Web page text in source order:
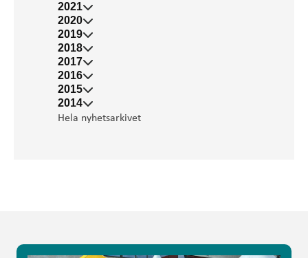
2021
2020
2019
2018
2017
2016
2015
2014
Hela nyhetsarkivet